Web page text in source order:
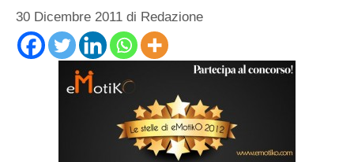
30 Dicembre 2011 di Redazione